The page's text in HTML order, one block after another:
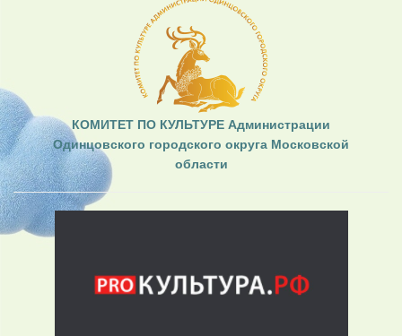
КОМИТЕТ ПО КУЛЬТУРЕ Администрации
Одинцовского городского округа Московской
области